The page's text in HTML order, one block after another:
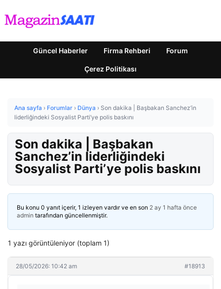
Güncel Haberler Firma Rehberi Forum
Çerez Politikası
Ana sayfa › Forumlar › Dünya › Son dakika | Başbakan Sanchez’in
liderliğindeki Sosyalist Parti’ye polis baskını
Son dakika | Başbakan
Sanchez’in liderliğindeki
Sosyalist Parti’ye polis baskını
Bu konu 0 yanıt içerir, 1 izleyen vardır ve en son 2 ay 1 hafta önce
admin tarafından güncellenmiştir.
1 yazı görüntüleniyor (toplam 1)
28/05/2026: 10:42 am #18913